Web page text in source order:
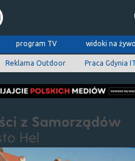
program TV widoki na
Reklama Outdoor Praca Gdynia